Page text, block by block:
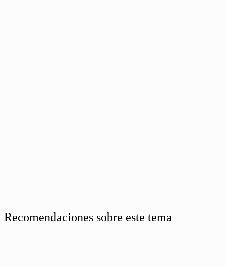
Recomendaciones sobre este tema